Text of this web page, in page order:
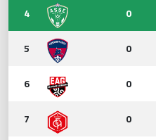
4 0
5 0
6 0
7 0